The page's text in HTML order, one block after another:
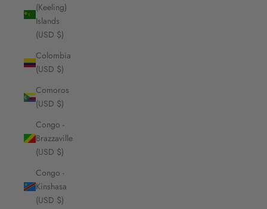
(Keeling)
Islands
(USD $)
Colombia
(USD $)
Comoros
(USD $)
Congo -
Brazzaville
(USD $)
Congo -
Kinshasa
(USD $)